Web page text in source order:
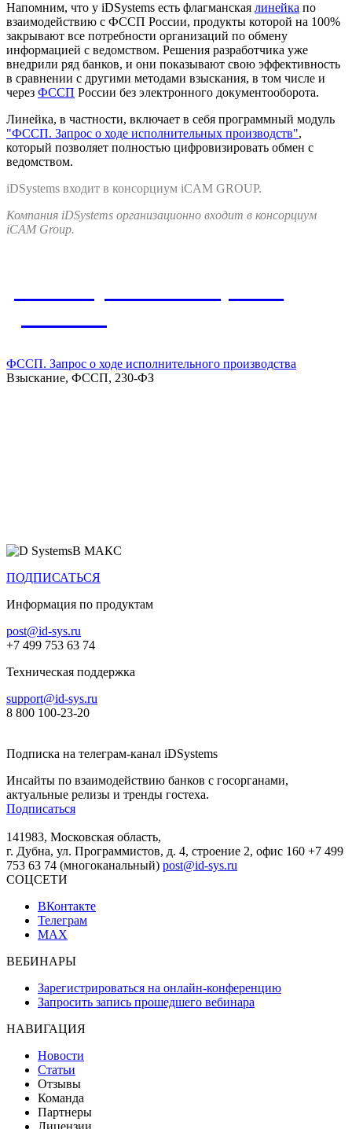
Напомним, что у iDSystems есть флагманская линейка по
взаимодействию с ФССП России, продукты которой на 100%
закрывают все потребности организаций по обмену
информацией с ведомством. Решения разработчика уже
внедрили ряд банков, и они показывают свою эффективность
в сравнении с другими методами взыскания, в том числе и
через ФССП России без электронного документооборота.
Линейка, в частности, включает в себя программный модуль
"ФССП. Запрос о ходе исполнительных производств",
который позволяет полностью цифровизировать обмен с
ведомством.
iDSystems входит в консорциум iCAM GROUP.
Компания iDSystems организационно входит в консорциум
iCAM Group.
ФССП. Запрос о ходе исполнительного производства
Взыскание, ФССП, 230-ФЗ
В МАКС
ПОДПИСАТЬСЯ
Информация по продуктам
post@id-sys.ru
+7 499 753 63 74
Техническая поддержка
support@id-sys.ru
8 800 100-23-20
Подписка на телеграм-канал iDSystems
Инсайты по взаимодействию банков с госорганами,
актуальные релизы и тренды гостеха.
Подписаться
141983, Московская область,
г. Дубна, ул. Программистов, д. 4, строение 2, офис 160 +7 499
753 63 74 (многоканальный) post@id-sys.ru
СОЦСЕТИ
ВКонтакте
Телеграм
MAX
ВЕБИНАРЫ
Зарегистрироваться на онлайн-конференцию
Запросить запись прошедшего вебинара
НАВИГАЦИЯ
Новости
Статьи
Отзывы
Команда
Партнеры